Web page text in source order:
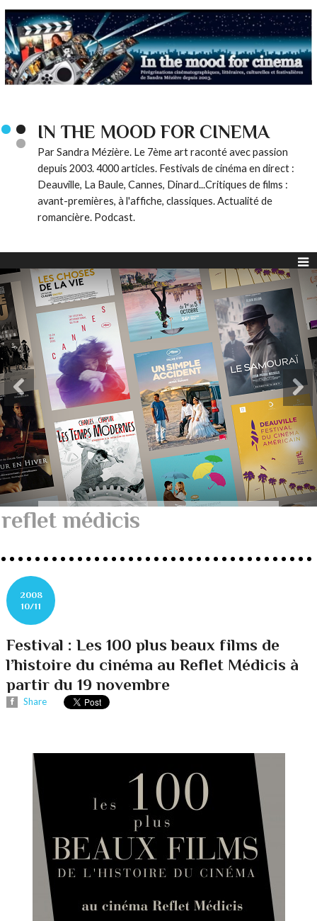
IN THE MOOD FOR CINEMA
Par Sandra Mézière. Le 7ème art raconté avec passion
depuis 2003. 4000 articles. Festivals de cinéma en direct :
Deauville, La Baule, Cannes, Dinard...Critiques de films :
avant-premières, à l'affiche, classiques. Actualité de
romancière. Podcast.
reflet médicis
2008
10/11
Festival : Les 100 plus beaux films de
l’histoire du cinéma au Reflet Médicis à
partir du 19 novembre
Share